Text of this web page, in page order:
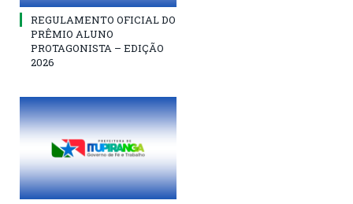
REGULAMENTO OFICIAL DO
PRÊMIO ALUNO
PROTAGONISTA – EDIÇÃO
2026